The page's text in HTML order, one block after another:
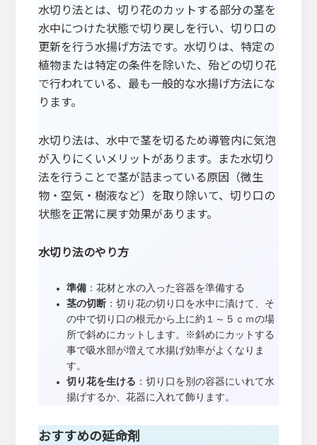
水切り法とは、切り花のカットする部分の茎を
水中につけた状態で切り戻しを行い、切り口の
更新を行う水揚げ方法です。水切りは、特定の
植物または特定の条件を除いた、殆どの切り花
で行われている、最も一般的な水揚げ方法にな
ります。
水切り法は、水中で茎を切るため導管内に気泡
が入りにくいメリットがあります。また水切り
法を行うことで茎が詰まっている原因（微生
物・空気・樹液など）を取り除いて、切り口の
状態を正常に戻す効果があります。
水切り法のやり方
準備：花材と水の入った容器を準備する
茎の切断：切り花の切り口を水中に漬けて、そ
の中で切り口の根元から上に約１～５ｃｍの場
所で斜めにカットします。※斜めにカットする
事で吸水部が増えて水揚げ効率がよくなりま
す。
切り花を生ける ：切り口を別の容器にいれて水
揚げするか、花器に入れて飾ります。
おすすめの延命剤